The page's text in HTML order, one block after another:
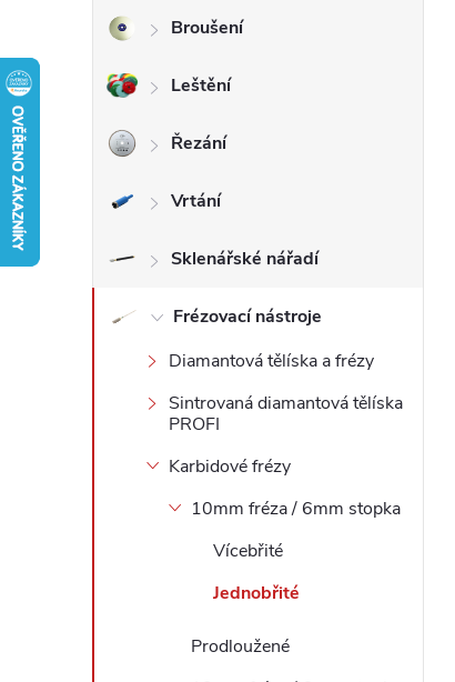
s
a
n
n
Broušení
Leštění
Řezání
Vrtání
Sklenářské nářadí
Frézovací nástroje
Diamantová tělíska a frézy
Sintrovaná diamantová tělíska
PROFI
Karbidové frézy
10mm fréza / 6mm stopka
Vícebřité
Jednobřité
Prodloužené